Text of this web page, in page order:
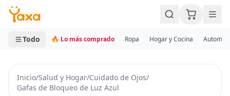
MINI CARRITO
0 productos
Todo 🔥 Lo más comprado Ropa Hogar y Cocina
Inicio/Salud y Hogar/Cuidado de Ojos/
Gafas de Bloqueo de Luz Azul